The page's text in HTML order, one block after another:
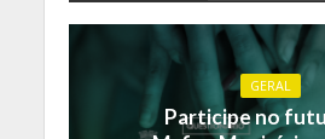
GERAL
Participe no